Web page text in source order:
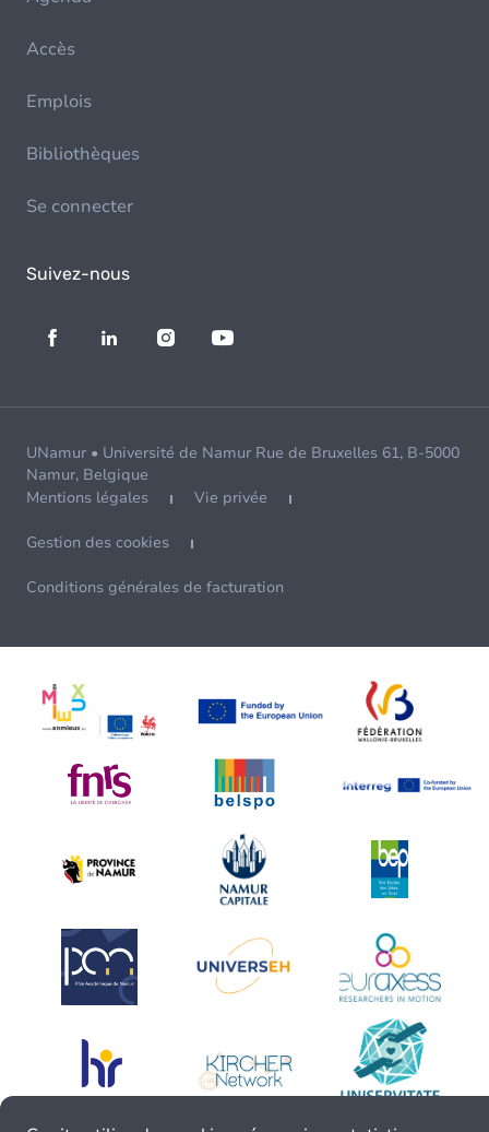
Accès
Emplois
Bibliothèques
Se connecter
Suivez-nous
UNamur • Université de Namur Rue de Bruxelles 61, B-5000
Namur, Belgique
Mentions légales
Vie privée
Gestion des cookies
Conditions générales de facturation